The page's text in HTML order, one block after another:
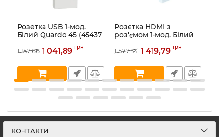
Розетка USB 1-мод.
Білий Quardo 45 (45437
Артикул:
45437 SBR
В наявності:15
1 157,66 1 041,89 грн
Розетка HDMI з
роз'ємом 1-мод. Білий
Артикул:
45435 SBR
В наявності:6
1 577,54 1 419,79 грн
КОНТАКТИ